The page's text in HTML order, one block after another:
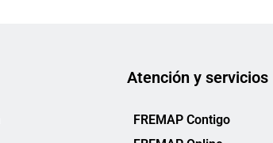
Atención y servicios
FREMAP Contigo